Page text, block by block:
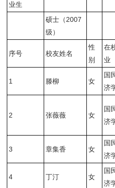
业生
硕士（2007
级）
序号 校友姓名
性
别
在
业
1 滕柳 女
国
济
2 张薇薇 女
国
济
3 章集香 女
国
济
4 丁汀 女
国
济